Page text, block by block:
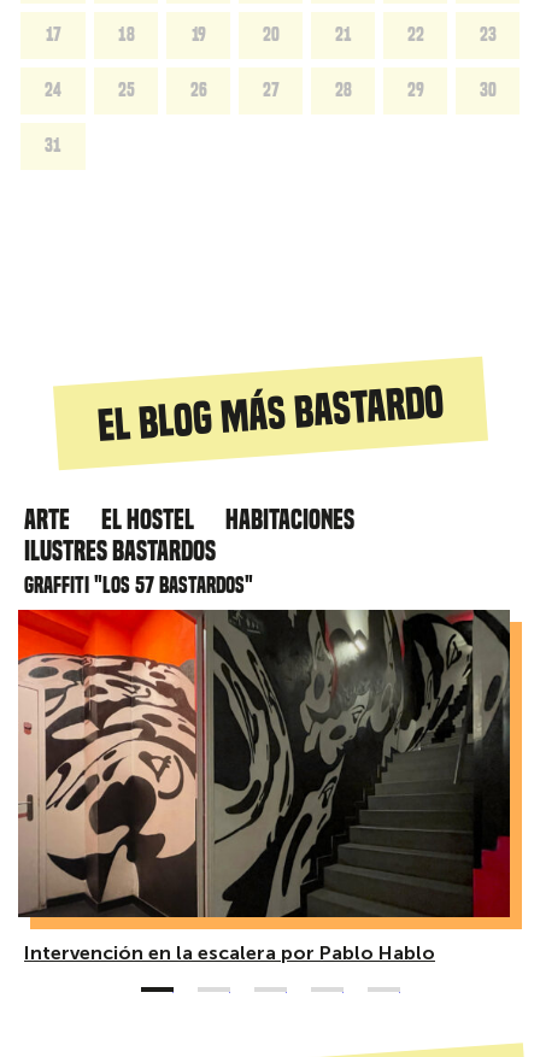
17 18 19 20 21 22 23
24 25 26 27 28 29 30
31
El blog más bastardo
Arte El hostel
Habitaciones
Ilustres Bastardos
Graffiti "Los 57 bastardos"
Intervención en la escalera por Pablo Hablo
1 2 3 4 5